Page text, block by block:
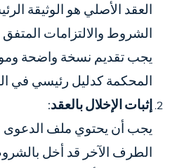
العقد الأصلي هو الوثيقة
الشروط والالتزامات المتفق
يجب تقديم نسخة واضحة
المحكمة كدليل رئيسي في
إثبات الإخلال بالعقد:
يجب أن يحتوي ملف الدعوى
الطرف الآخر قد أخل